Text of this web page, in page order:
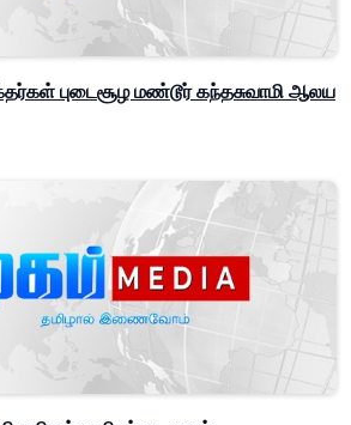
புடைசூழ மண்டூர் கந்தசுவாமி ஆலய